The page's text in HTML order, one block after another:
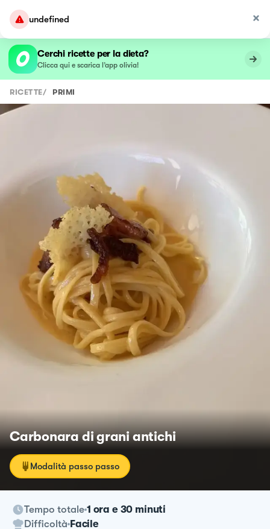
undefined
Cerchi ricette per la dieta?
Clicca qui e scarica l’app olivia!
RICETTE/ PRIMI
Carbonara di grani antichi
Modalità passo passo
Tempo totale 1 ora e 30 minuti
Difficoltà Facile